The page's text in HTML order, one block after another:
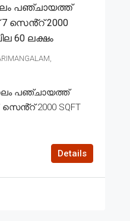
പഞ്ചായത്ത്
സെൻ്റ് 2000
60 ലക്ഷം
പഞ്ചായത്ത്
2000 SQFT
Details